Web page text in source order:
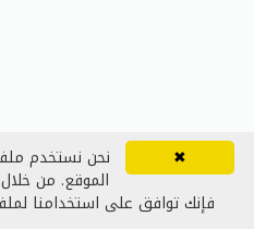
✖ نحن نستخدم
الموقع. من
فإنك توافق على استخدامنا